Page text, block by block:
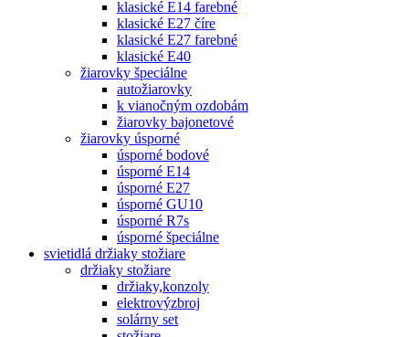
klasické E14 farebné
klasické E27 číre
klasické E27 farebné
klasické E40
žiarovky špeciálne
autožiarovky
k vianočným ozdobám
žiarovky bajonetové
žiarovky úsporné
úsporné bodové
úsporné E14
úsporné E27
úsporné GU10
úsporné R7s
úsporné špeciálne
svietidlá držiaky stožiare
držiaky stožiare
držiaky,konzoly
elektrovýzbroj
solárny set